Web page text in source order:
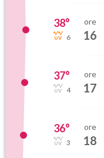
38°
6
ore
16
37°
4
ore
17
36°
3
ore
18